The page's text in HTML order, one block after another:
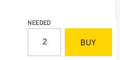
NEEDED
BUY